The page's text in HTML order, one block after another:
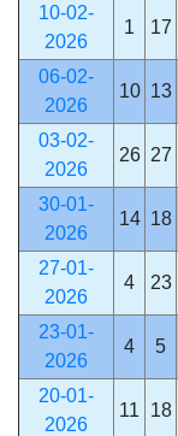
10-02-
2026
1 17
06-02-
2026
10 13
03-02-
2026
26 27
30-01-
2026
14 18
27-01-
2026
4 23
23-01-
2026
4 5
20-01-
2026
11 18